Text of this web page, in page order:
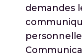
demandes